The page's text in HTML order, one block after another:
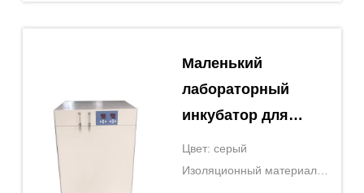
Маленький
лабораторный
инкубатор для
вакуумной сушки
SUS 304
Цвет: серый
Изоляционный материал: